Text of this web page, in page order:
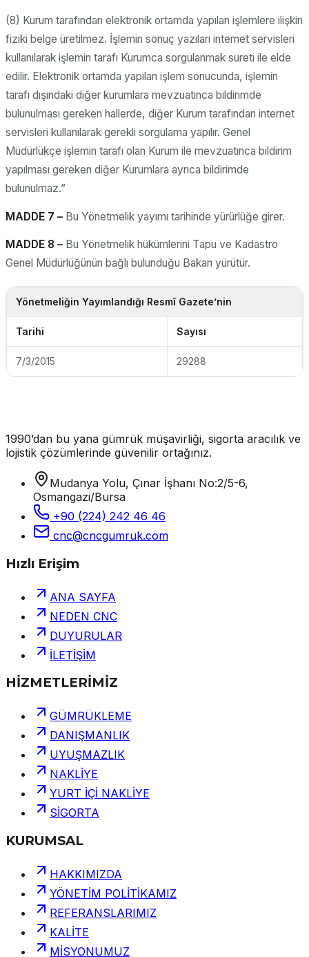
(8) Kurum tarafından elektronik ortamda yapılan işlemlere ilişkin
fiziki belge üretilmez. İşlemin sonuç yazıları internet servisleri
kullanılarak işlemin tarafı Kurumca sorgulanmak sureti ile elde
edilir. Elektronik ortamda yapılan işlem sonucunda, işlemin
tarafı dışındaki diğer kurumlara mevzuatınca bildirimde
bulunulması gereken hallerde, diğer Kurum tarafından internet
servisleri kullanılarak gerekli sorgulama yapılır. Genel
Müdürlükçe işlemin tarafı olan Kurum ile mevzuatınca bildirim
yapılması gereken diğer Kurumlara ayrıca bildirimde
bulunulmaz.”
MADDE 7 – Bu Yönetmelik yayımı tarihinde yürürlüğe girer.
MADDE 8 – Bu Yönetmelik hükümlerini Tapu ve Kadastro
Genel Müdürlüğünün bağlı bulunduğu Bakan yürütür.
Yönetmeliğin Yayımlandığı Resmî Gazete’nin
Tarihi Sayısı
7/3/2015 29288
1990’dan bu yana gümrük müşavirliği, sigorta aracılık ve
lojistik çözümlerinde güvenilir ortağınız.
Mudanya Yolu, Çınar İşhanı No:2/5-6,
Osmangazi/Bursa
+90 (224) 242 46 46
cnc@cncgumruk.com
Hızlı Erişim
ANA SAYFA
NEDEN CNC
DUYURULAR
İLETİŞİM
HİZMETLERİMİZ
GÜMRÜKLEME
DANIŞMANLIK
UYUŞMAZLIK
NAKLİYE
YURT İÇİ NAKLİYE
SİGORTA
KURUMSAL
HAKKIMIZDA
YÖNETİM POLİTİKAMIZ
REFERANSLARIMIZ
KALİTE
MİSYONUMUZ